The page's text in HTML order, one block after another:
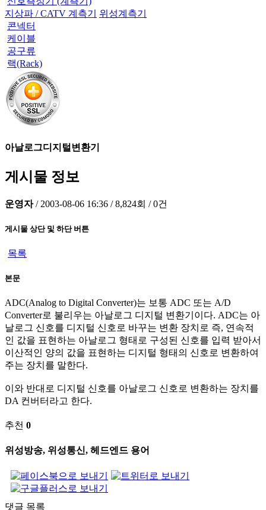
지상파 / CATV 계측기
위성계측기
콘넥터
케이블
공구류
랙(Rack)
아날로그디지털변환기
게시물 정보
운영자 / 2003-08-06 16:36 / 8,824회 / 0건
게시물 상단 및 하단 버튼
목록
본문
ADC(Analog to Digital Converter)는 보통 ADC 또는 A/D
Converter로 불리우는 아날로그 디지털 변환기이다. ADC는 아
날로그 신호를 디지털 신호로 바꾸는 변환 장치로 즉, 연속적
인 값을 표현하는 아날로그 형태로 구성된 신호를 입력 받아서
이산적인 양의 값을 표현하는 디지털 형태의 신호로 변환하여
주는 장치를 말한다.
이와 반대로 디지털 신호를 아날로그 신호로 변환하는 장치를
DA 컨버터라고 한다.
추천 0
위성방송, 위성통신, 헤드엔드 용어
댓글 목록